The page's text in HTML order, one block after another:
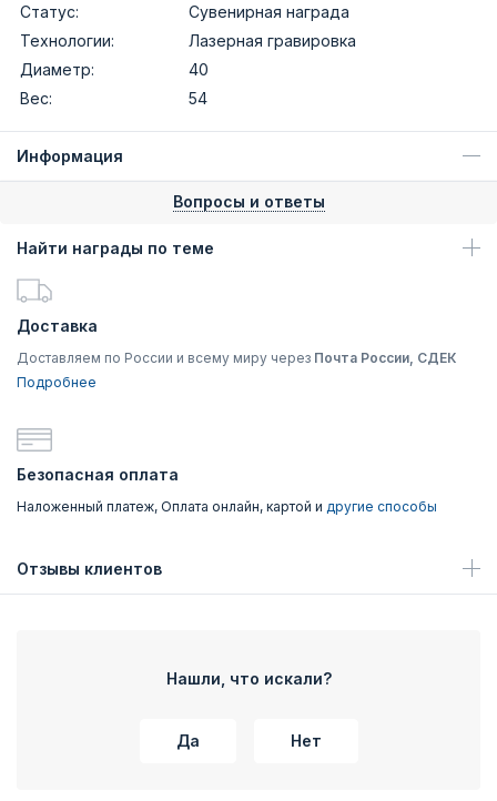
Статус:
Сувенирная награда
Технологии:
Лазерная гравировка
Диаметр:
40
Вес:
54
Информация
Вопросы и ответы
Найти награды по теме
Доставка
Доставляем по России и всему миру через Почта России, СДЕК
Подробнее
Безопасная оплата
Наложенный платеж, Оплата онлайн, картой и другие способы
Отзывы клиентов
Нашли, что искали?
Да Нет